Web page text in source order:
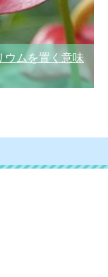
ウムを置く意味